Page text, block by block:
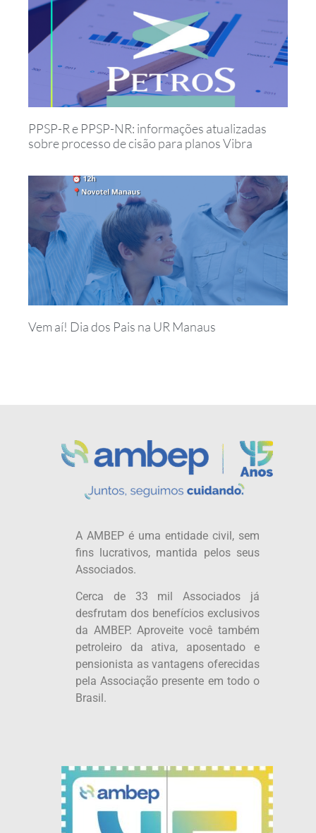
PPSP-R e PPSP-NR: informações atualizadas
sobre processo de cisão para planos Vibra
Vem aí! Dia dos Pais na UR Manaus
A AMBEP é uma entidade civil, sem
fins lucrativos, mantida pelos seus
Associados.
Cerca de 33 mil Associados já
desfrutam dos benefícios exclusivos
da AMBEP. Aproveite você também
petroleiro da ativa, aposentado e
pensionista as vantagens oferecidas
pela Associação presente em todo o
Brasil.